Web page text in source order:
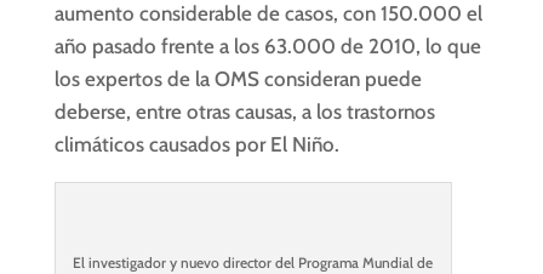
aumento considerable de casos, con 150.000 el
año pasado frente a los 63.000 de 2010, lo que
los expertos de la OMS consideran puede
deberse, entre otras causas, a los trastornos
climáticos causados por El Niño.
El investigador y nuevo director del Programa Mundial de